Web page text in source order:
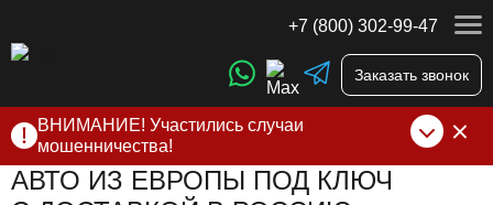
+7 (800) 302-99-47
Заказать звонок
ВНИМАНИЕ! Участились случаи
мошенничества!
Компания DSS Group принимает оплату за свои услуги
только по выставленному счету на Т-банк от ИП
АВТО ИЗ ЕВРОПЫ ПОД КЛЮЧ